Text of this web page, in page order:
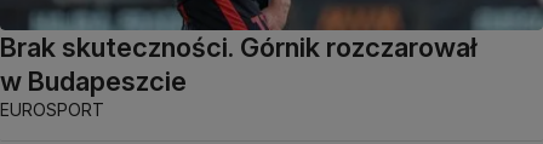
Brak skuteczności. Górnik rozczarował
w Budapeszcie
EUROSPORT